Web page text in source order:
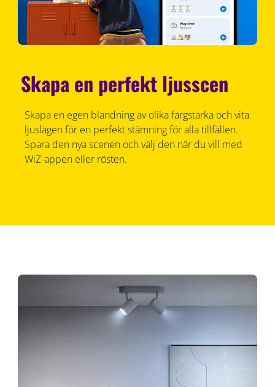
Skapa en perfekt ljusscen
Skapa en egen blandning av olika färgstarka och vita
ljuslägen för en perfekt stämning för alla tillfällen.
Spara den nya scenen och välj den när du vill med
WiZ-appen eller rösten.